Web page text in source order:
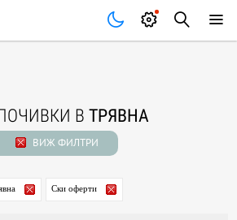
В ТРЯВНА
ВИЖ ФИЛТРИ
Ски оферти